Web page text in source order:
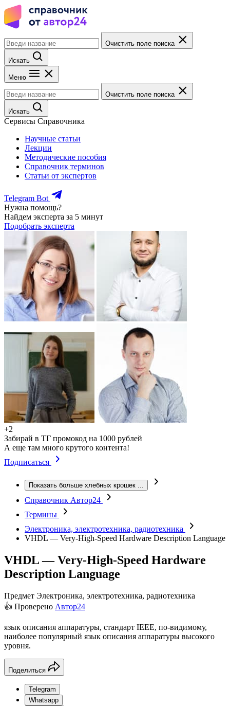
Очистить поле поиска
Искать
Меню
Очистить поле поиска
Искать
Сервисы Справочника
Научные статьи
Лекции
Методические пособия
Справочник терминов
Статьи от экспертов
Telegram Bot
Нужна помощь?
Найдем эксперта за 5 минут
Подобрать эксперта
+2
Забирай в ТГ промокод на 1000 рублей
А еще там много крутого контента!
Подписаться
Показать больше хлебных крошек ...
Справочник Автор24
Термины
Электроника, электротехника, радиотехника
VHDL — Very-High-Speed Hardware Description Language
VHDL — Very-High-Speed Hardware
Description Language
Предмет Электроника, электротехника, радиотехника
👍 Проверено Автор24
язык описания аппаратуры, стандарт IEEE, по-видимому,
наиболее популярный язык описания аппаратуры высокого
уровня.
Поделиться
Telegram
Whatsapp